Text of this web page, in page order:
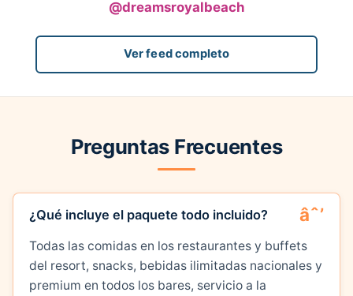
@dreamsroyalbeach
Ver feed completo
Preguntas Frecuentes
¿Qué incluye el paquete todo incluido?
Todas las comidas en los restaurantes y buffets
del resort, snacks, bebidas ilimitadas nacionales y
premium en todos los bares, servicio a la